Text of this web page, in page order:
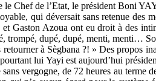
Chef de l’Etat, le président Boni
qui déversait sans retenue des
Gaston Azoua ont eu droit à des
trompé, dupé, dupé, menti, menti…
à Sègbana ?! » Des propos
lui Yayi est aujourd’hui
vergogne, de 72 heures au